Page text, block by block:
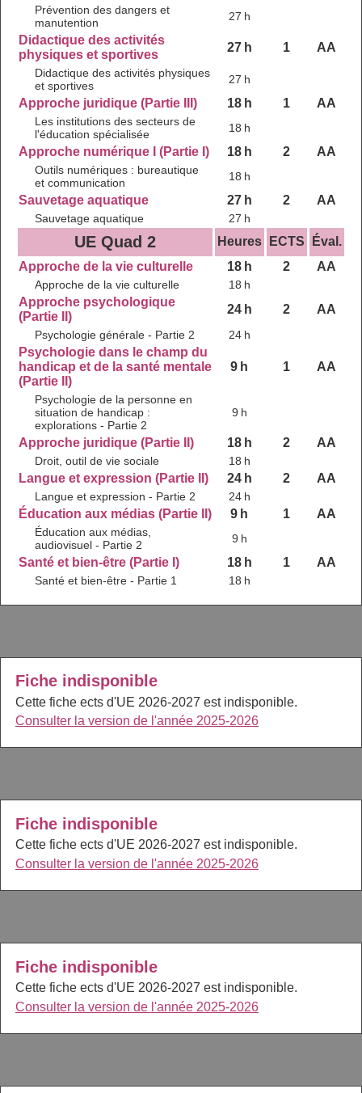
Prévention des dangers et
manutention
27 h
Didactique des activités
physiques et sportives
27 h 1 AA
Didactique des activités physiques
et sportives
27 h
Approche juridique (Partie III) 18 h 1 AA
Les institutions des secteurs de
l'éducation spécialisée
18 h
Approche numérique I (Partie I) 18 h 2 AA
Outils numériques : bureautique
et communication
18 h
Sauvetage aquatique 27 h 2 AA
Sauvetage aquatique 27 h
UE Quad 2 Heures ECTS
Éval.
Approche de la vie culturelle
18 h 2 AA
Approche de la vie culturelle 18 h
Approche psychologique
(Partie II)
24 h 2 AA
Psychologie générale - Partie 2 24 h
Psychologie dans le champ du
handicap et de la santé mentale
(Partie II)
9 h 1 AA
Psychologie de la personne en
situation de handicap :
explorations - Partie 2
9 h
Approche juridique (Partie II) 18 h 2 AA
Droit, outil de vie sociale 18 h
Langue et expression (Partie II) 24 h 2 AA
Langue et expression - Partie 2 24 h
Éducation aux médias (Partie II) 9 h 1 AA
Éducation aux médias,
audiovisuel - Partie 2
9 h
Santé et bien-être (Partie I) 18 h 1 AA
Santé et bien-être - Partie 1 18 h
Fiche indisponible
Cette fiche ects d'UE 2026-2027 est indisponible.
Consulter la version de l'année 2025-2026
Fiche indisponible
Cette fiche ects d'UE 2026-2027 est indisponible.
Consulter la version de l'année 2025-2026
Fiche indisponible
Cette fiche ects d'UE 2026-2027 est indisponible.
Consulter la version de l'année 2025-2026